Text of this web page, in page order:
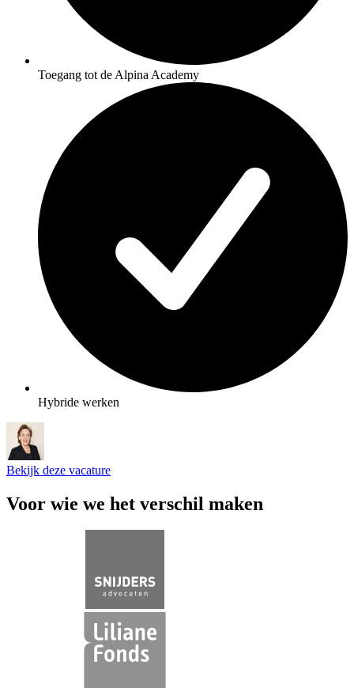
Toegang tot de Alpina Academy
Hybride werken
Bekijk deze vacature
Voor wie we het verschil maken